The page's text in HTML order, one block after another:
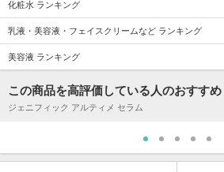
化粧水 ランキング
乳液・美容液・フェイスクリームなど ランキング
美容液 ランキング
この商品を高評価している人のおすすめ
ジェニフィック アルティメ セラム